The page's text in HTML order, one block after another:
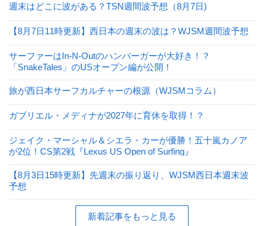
週末はどこに波がある？TSN週間波予想（8月7日)
【8月7日11時更新】西日本の週末の波は？WJSM週間波予想
サーファーはIn-N-Outのハンバーガーが大好き！？
「SnakeTales」のUSオープン編が公開！
旅が西日本サーフカルチャーの根源（WJSMコラム）
ガブリエル・メディナが2027年に育休を取得！？
ジェイク・マーシャル＆シエラ・カーが優勝！五十嵐カノア
が2位！CS第2戦『Lexus US Open of Surfing』
【8月3日15時更新】先週末の振り返り、WJSM西日本週末波
予想
新着記事をもっと見る